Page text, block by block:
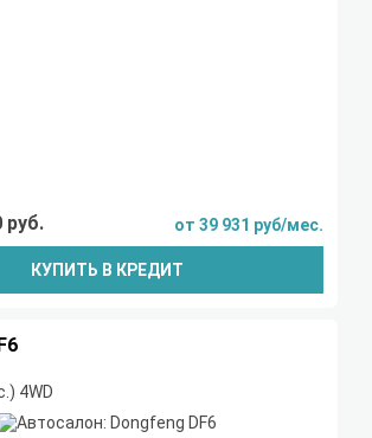
руб. от 39 931 руб/мес.
КУПИТЬ В КРЕДИТ
4WD